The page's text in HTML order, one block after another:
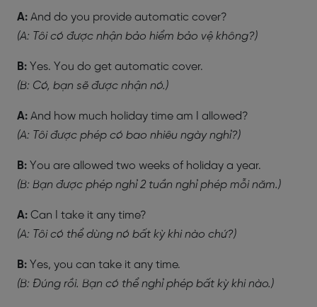
A: And do you provide automatic cover?
(A: Tôi có được nhận bảo hiểm bảo vệ không?)
B: Yes. You do get automatic cover.
(B: Có, bạn sẽ được nhận nó.)
A: And how much holiday time am I allowed?
(A: Tôi được phép có bao nhiêu ngày nghỉ?)
B: You are allowed two weeks of holiday a year.
(B: Bạn được phép nghỉ 2 tuần nghỉ phép mỗi năm.)
A: Can I take it any time?
(A: Tôi có thể dùng nó bất kỳ khi nào chứ?)
B: Yes, you can take it any time.
(B: Đúng rồi. Bạn có thể nghỉ phép bất kỳ khi nào.)